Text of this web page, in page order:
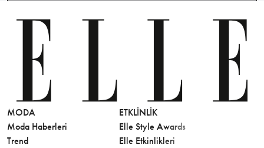
MODA
Moda Haberleri
Trend
ETKLINLIK
Elle Style Awards
Elle Etkinlikleri